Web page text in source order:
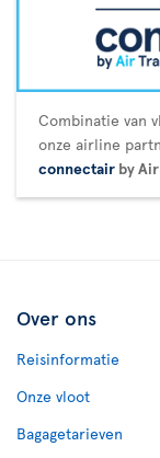
Combinatie van
onze airline
connectair by
Over ons
Reisinformatie
Onze vloot
Bagagetarieven